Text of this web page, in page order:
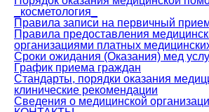
_косметология_
Правила записи на первичный
Правила предоставления
организациями платных
Сроки ожидания (Оказания) мед
График приема граждан
Стандарты, порядки оказания
клинические рекомендации
Сведения о медицинской